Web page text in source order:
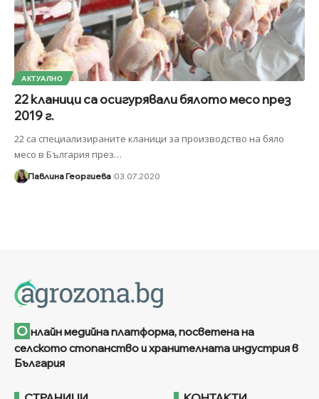
АКТУАЛНО
22 кланици са осигурявали бялото месо през
2019 г.
22 са специализираните кланици за производство на бяло
месо в България през…
Павлина Георгиева 03.07.2020
О нлайн медийна платформа, посветена на
селското стопанство и хранителната индустрия в
България